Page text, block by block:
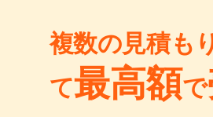
複数の見積も
て最高額で